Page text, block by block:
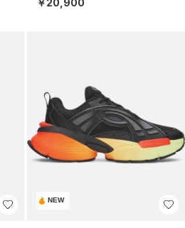
￥20,900
NEW